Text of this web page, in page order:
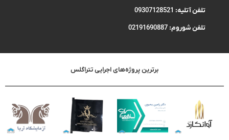
تلفن آتلیه: 09307128521
تلفن شوروم: 02191690887
برترین پروژه‌های اجرایی تتراگلس